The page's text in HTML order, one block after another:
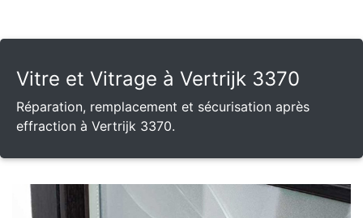
Vitre et Vitrage à Vertrijk 3370
Réparation, remplacement et sécurisation après
effraction à Vertrijk 3370.